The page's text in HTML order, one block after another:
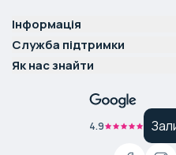
Інформація
Служба підтримки
Як нас знайти
4.9